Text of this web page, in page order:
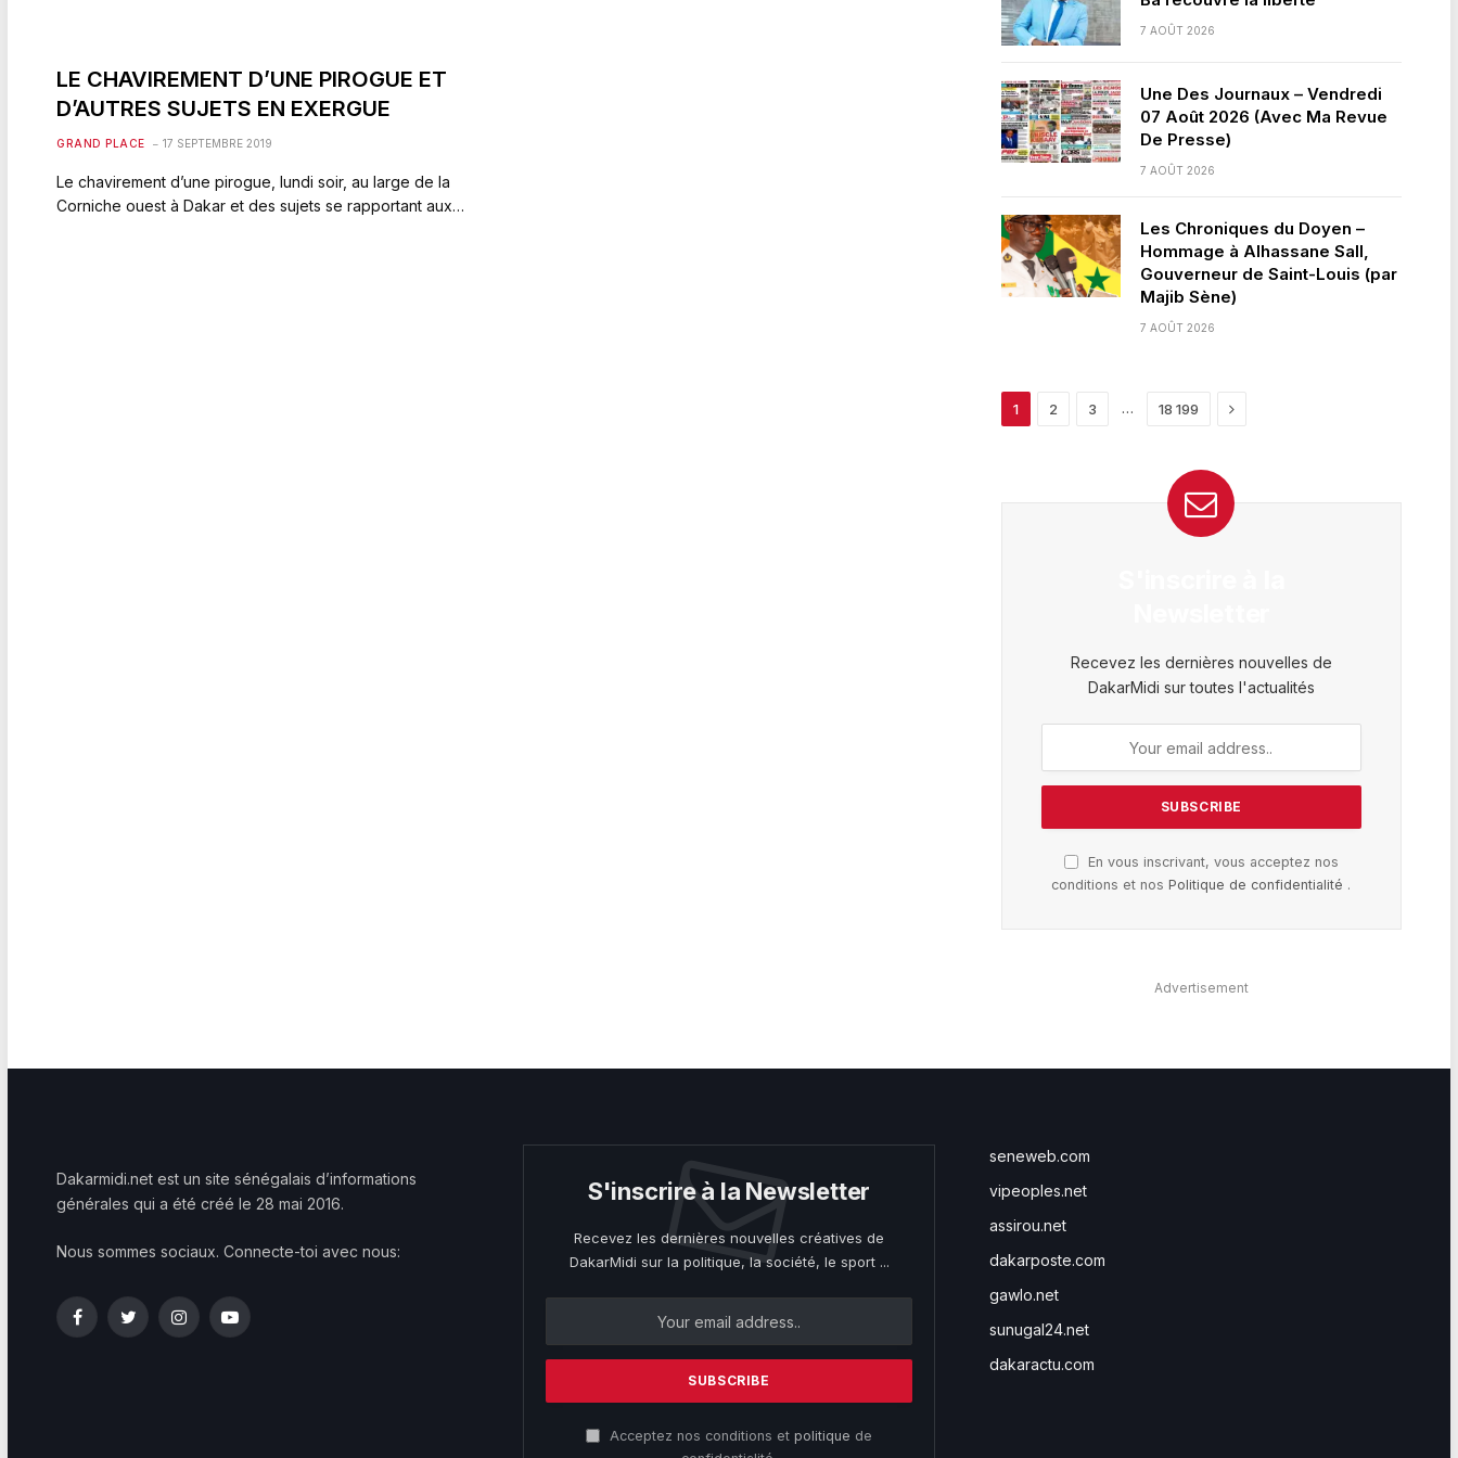
LE CHAVIREMENT D’UNE PIROGUE ET
D’AUTRES SUJETS EN EXERGUE
GRAND PLACE 17 SEPTEMBRE 2019
Le chavirement d’une pirogue, lundi soir, au large de la
Corniche ouest à Dakar et des sujets se rapportant aux…
7 AOÛT 2026
Une Des Journaux – Vendredi
07 Août 2026 (Avec Ma Revue
De Presse)
7 AOÛT 2026
Les Chroniques du Doyen –
Hommage à Alhassane Sall,
Gouverneur de Saint-Louis (par
Majib Sène)
7 AOÛT 2026
1 2 3 … 18 199 Next
Recevez les dernières nouvelles de
DakarMidi sur toutes l'actualités
En vous inscrivant, vous acceptez nos
conditions et nosPolitique de confidentialité .
Advertisement
Dakarmidi.net est un site sénégalais d’informations
générales qui a été créé le 28 mai 2016.
Nous sommes sociaux. Connecte-toi avec nous:
FacebookTwitterInstagramYouTube
S'inscrire à la Newsletter
Recevez les dernières nouvelles créatives de
DakarMidi sur la politique, la société, le sport ...
Acceptez nos conditions et politique de
seneweb.com
vipeoples.net
assirou.net
dakarposte.com
gawlo.net
sunugal24.net
dakaractu.com